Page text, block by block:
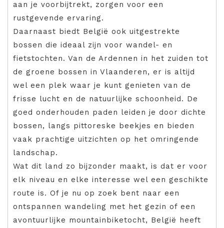
aan je voorbijtrekt, zorgen voor een
rustgevende ervaring.
Daarnaast biedt België ook uitgestrekte
bossen die ideaal zijn voor wandel- en
fietstochten. Van de Ardennen in het zuiden tot
de groene bossen in Vlaanderen, er is altijd
wel een plek waar je kunt genieten van de
frisse lucht en de natuurlijke schoonheid. De
goed onderhouden paden leiden je door dichte
bossen, langs pittoreske beekjes en bieden
vaak prachtige uitzichten op het omringende
landschap.
Wat dit land zo bijzonder maakt, is dat er voor
elk niveau en elke interesse wel een geschikte
route is. Of je nu op zoek bent naar een
ontspannen wandeling met het gezin of een
avontuurlijke mountainbiketocht, België heeft